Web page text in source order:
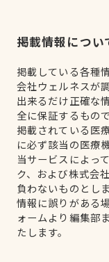
掲載情報につい
掲載している各種
会社ウェルネスが
出来るだけ正確な
全に保証するもの
掲載されている医
に必ず該当の医療
当サービスによっ
ク、および株式会
負わないものとしま
情報に誤りがある
ォームより編集部
たします。